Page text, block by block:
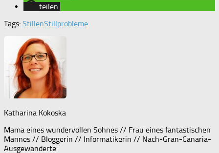
teilen
Tags: StillenStillprobleme
Katharina Kokoska
Mama eines wundervollen Sohnes // Frau eines fantastischen
Mannes // Bloggerin // Informatikerin // Nach-Gran-Canaria-
Ausgewanderte